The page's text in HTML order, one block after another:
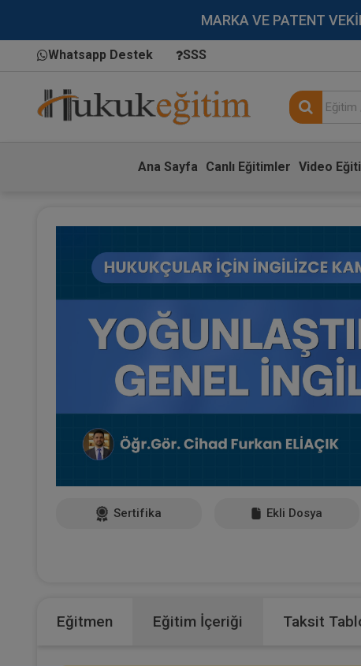
MARKA VE PATENT
Whatsapp Destek SSS
Ana Sayfa Canlı Eğitimler Video
Sertifika Ekli Dosya
Eğitmen Eğitim İçeriği Taksit